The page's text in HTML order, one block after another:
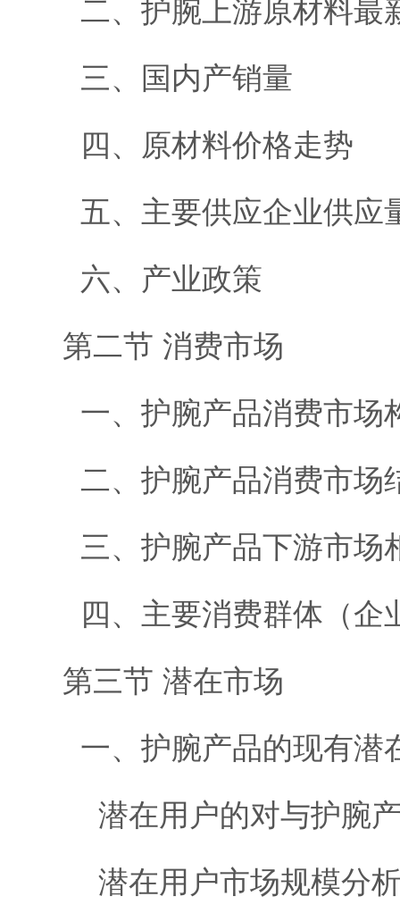
二、护腕上游原材料最
三、国内产销量
四、原材料价格走势
五、主要供应企业供应
六、产业政策
第二节 消费市场
一、护腕产品消费市场
二、护腕产品消费市场
三、护腕产品下游市场
四、主要消费群体（企
第三节 潜在市场
一、护腕产品的现有潜
潜在用户的对与护腕产
潜在用户市场规模分